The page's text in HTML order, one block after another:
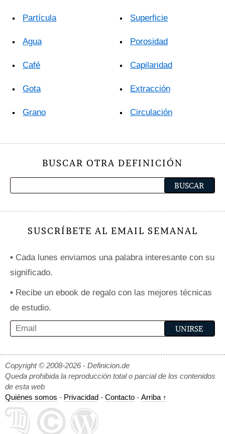
Partícula
Agua
Café
Gota
Grano
Superficie
Porosidad
Capilaridad
Extracción
Circulación
BUSCAR OTRA DEFINICIÓN
SUSCRÍBETE AL EMAIL SEMANAL
• Cada lunes enviamos una palabra interesante con su
significado.
• Recibe un ebook de regalo con las mejores técnicas
de estudio.
Copyright © 2008-2026 - Definicion.de
Queda prohibida la reproducción total o parcial de los contenidos
de esta web
Quiénes somos - Privacidad - Contacto - Arriba ↑